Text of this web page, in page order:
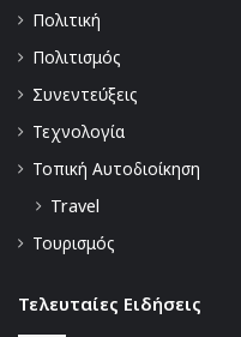
Πολιτική
Πολιτισμός
Συνεντεύξεις
Τεχνολογία
Τοπική Αυτοδιοίκηση
Travel
Τουρισμός
Τελευταίες Ειδήσεις